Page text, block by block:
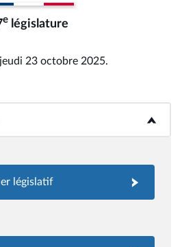
e législature
23 octobre 2025.
b>
législatif